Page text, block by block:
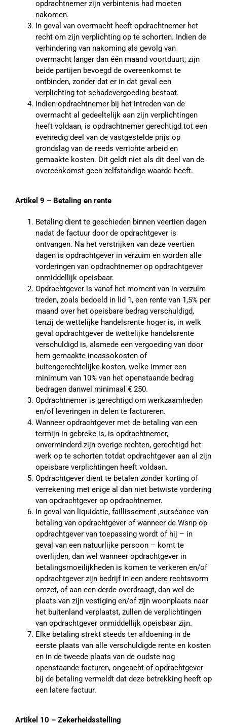
opdrachtnemer zijn verbintenis had moeten
nakomen.
In geval van overmacht heeft opdrachtnemer het
recht om zijn verplichting op te schorten. Indien de
verhindering van nakoming als gevolg van
overmacht langer dan één maand voortduurt, zijn
beide partijen bevoegd de overeenkomst te
ontbinden, zonder dat er in dat geval een
verplichting tot schadevergoeding bestaat.
Indien opdrachtnemer bij het intreden van de
overmacht al gedeeltelijk aan zijn verplichtingen
heeft voldaan, is opdrachtnemer gerechtigd tot een
evenredig deel van de vastgestelde prijs op
grondslag van de reeds verrichte arbeid en
gemaakte kosten. Dit geldt niet als dit deel van de
overeenkomst geen zelfstandige waarde heeft.
Artikel 9 – Betaling en rente
Betaling dient te geschieden binnen veertien dagen
nadat de factuur door de opdrachtgever is
ontvangen. Na het verstrijken van deze veertien
dagen is opdrachtgever in verzuim en worden alle
vorderingen van opdrachtnemer op opdrachtgever
onmiddellijk opeisbaar.
Opdrachtgever is vanaf het moment van in verzuim
treden, zoals bedoeld in lid 1, een rente van 1,5% per
maand over het opeisbare bedrag verschuldigd,
tenzij de wettelijke handelsrente hoger is, in welk
geval opdrachtgever de wettelijke handelsrente
verschuldigd is, alsmede een vergoeding van door
hem gemaakte incassokosten of
buitengerechtelijke kosten, welke immer een
minimum van 10% van het openstaande bedrag
bedragen danwel minimaal € 250.
Opdrachtnemer is gerechtigd om werkzaamheden
en/of leveringen in delen te factureren.
Wanneer opdrachtgever met de betaling van een
termijn in gebreke is, is opdrachtnemer,
onverminderd zijn overige rechten, gerechtigd het
werk op te schorten totdat opdrachtgever aan al zijn
opeisbare verplichtingen heeft voldaan.
Opdrachtgever dient te betalen zonder korting of
verrekening met enige al dan niet betwiste vordering
van opdrachtgever op opdrachtnemer.
In geval van liquidatie, faillissement ,surséance van
betaling van opdrachtgever of wanneer de Wsnp op
opdrachtgever van toepassing wordt of hij – in
geval van een natuurlijke persoon – komt te
overlijden, dan wel wanneer opdrachtgever in
betalingsmoeilijkheden is komen te verkeren en/of
opdrachtgever zijn bedrijf in een andere rechtsvorm
omzet, of aan een derde overdraagt, dan wel de
plaats van zijn vestiging en/of zijn woonplaats naar
het buitenland verplaatst, zullen de verplichtingen
van opdrachtgever onmiddellijk opeisbaar zijn.
Elke betaling strekt steeds ter afdoening in de
eerste plaats van alle verschuldigde rente en kosten
en in de tweede plaats van de oudste nog
openstaande facturen, ongeacht of opdrachtgever
bij de betaling vermeldt dat deze betrekking heeft op
een latere factuur.
Artikel 10 – Zekerheidsstelling